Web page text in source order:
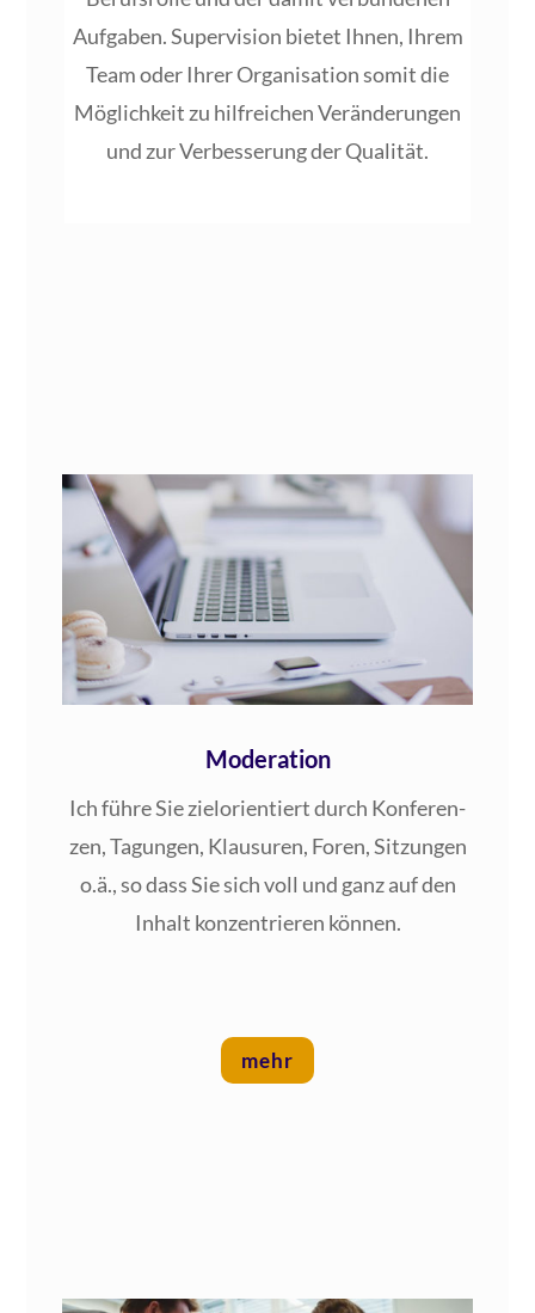
Auf­ga­ben. Super­vi­si­on bie­tet Ihnen, Ihrem
Team oder Ihrer Orga­ni­sa­ti­on somit die
Mög­lich­keit zu hilf­rei­chen Ver­än­de­run­gen
und zur Ver­bes­se­rung der Qualität.
Moderation
Ich füh­re Sie ziel­ori­en­tiert durch Kon­fe­ren­
zen, Tagun­gen, Klau­su­ren, Foren, Sit­zun­gen
o.ä., so dass Sie sich voll und ganz auf den
Inhalt kon­zen­trie­ren können.
mehr